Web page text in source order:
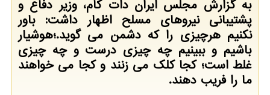
به گزارش مجلس ایران دات کام، وزیر دفاع و
پشتیبانی نیروهای مسلح اظهار داشت: باور
نکنیم هرچیزی را که دشمن می گوید.؛هوشیار
باشیم و ببینیم چه چیزی درست و چه چیزی
غلط است؛ کجا کلک می زنند و کجا می خواهند
ما را فریب دهند.